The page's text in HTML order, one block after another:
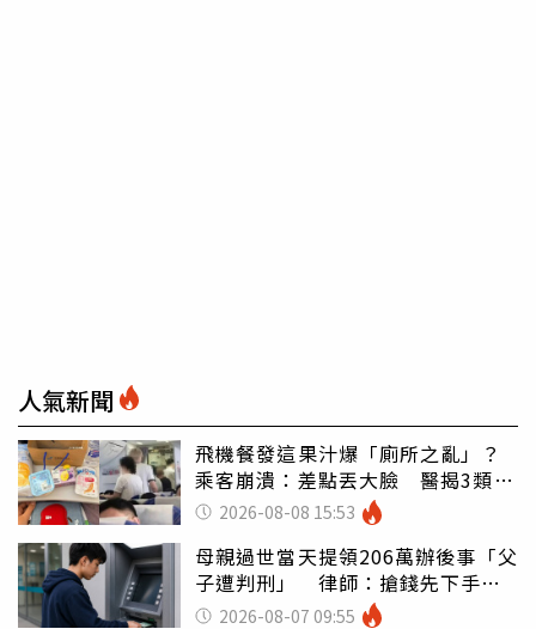
人氣新聞
飛機餐發這果汁爆「廁所之亂」？
乘客崩潰：差點丟大臉 醫揭3類人
別亂喝
2026-08-08 15:53
母親過世當天提領206萬辦後事「父
子遭判刑」 律師：搶錢先下手是
罪 2026-08-07 09:55